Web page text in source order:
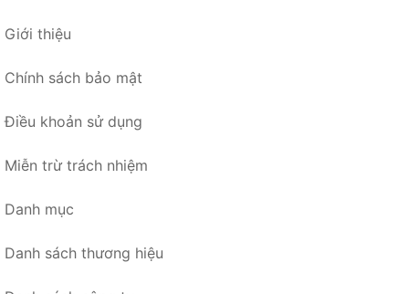
Giới thiệu
Chính sách bảo mật
Điều khoản sử dụng
Miễn trừ trách nhiệm
Danh mục
Danh sách thương hiệu